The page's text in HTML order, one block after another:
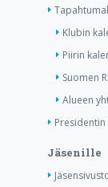
Klubin
Piirin
Suomen
Alueen
Jäsenille